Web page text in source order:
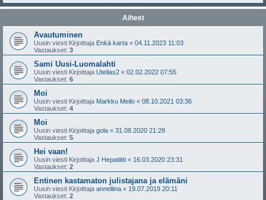
Aiheet
Avautuminen
Uusin viesti Kirjoittaja Enkä karta « 04.11.2023 11:03
Vastaukset: 3
Sami Uusi-Luomalahti
Uusin viesti Kirjoittaja Utelias2 « 02.02.2022 07:55
Vastaukset: 6
Moi
Uusin viesti Kirjoittaja Markku Meilo « 08.10.2021 03:36
Vastaukset: 4
Moi
Uusin viesti Kirjoittaja gola « 31.08.2020 21:28
Vastaukset: 5
Hei vaan!
Uusin viesti Kirjoittaja J Hepatiitti « 16.03.2020 23:31
Vastaukset: 2
Entinen kastamaton julistajana ja elämäni
Uusin viesti Kirjoittaja anneliina « 19.07.2019 20:11
Vastaukset: 2